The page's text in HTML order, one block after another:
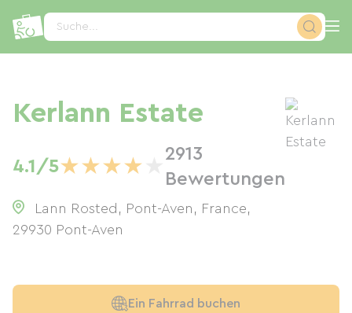
Suche...
Kerlann Estate
4.1/5★★★★
2913
Bewertungen
Lann Rosted, Pont-Aven, France,
29930 Pont-Aven
Ein Fahrrad buchen
Cookie-Einstellungen